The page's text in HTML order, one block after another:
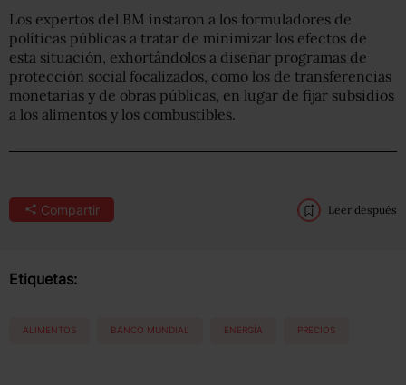
Los expertos del BM instaron a los formuladores de
políticas públicas a tratar de minimizar los efectos de
esta situación, exhortándolos a diseñar programas de
protección social focalizados, como los de transferencias
monetarias y de obras públicas, en lugar de fijar subsidios
a los alimentos y los combustibles.
Compartir Leer después
Etiquetas:
ALIMENTOS BANCO MUNDIAL ENERGÍA PRECIOS